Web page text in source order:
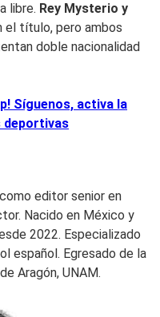
libre. Rey Mysterio y
el título, pero ambos
doble nacionalidad
Síguenos, activa la
deportivas
editor senior en
Nacido en México y
2022. Especializado
español. Egresado de la
Aragón, UNAM.